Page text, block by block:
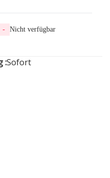
- Nicht verfügbar
:Sofort